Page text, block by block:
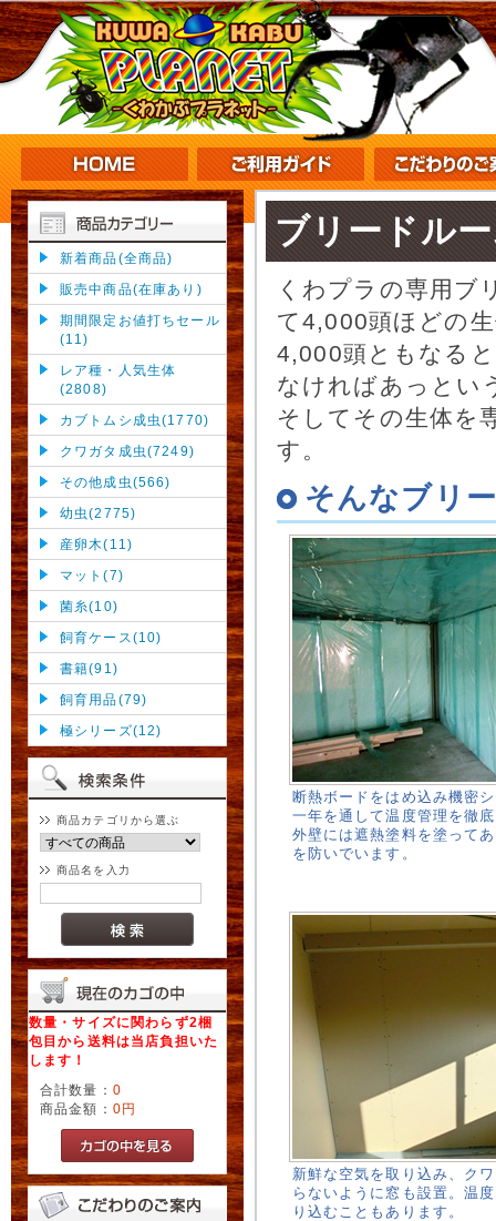
新着商品(全商品)
販売中商品(在庫あり)
期間限定お値打ちセール
(11)
レア種・人気生体
(2808)
カブトムシ成虫(1770)
クワガタ成虫(7249)
その他成虫(566)
幼虫(2775)
産卵木(11)
マット(7)
菌糸(10)
飼育ケース(10)
書籍(91)
飼育用品(79)
極シリーズ(12)
商品カテゴリから選ぶ
商品名を入力
数量・サイズに関わらず2梱
包目から送料は当店負担いた
します！
合計数量： 0
商品金額： 0円
ブリードル
くわプラの専用ブ
て4,000頭ほどの
4,000頭ともなる
なければあっとい
そしてその生体を
す。
そんなブリ
断熱ボードをはめ込み機密
一年を通して温度管理を徹
外壁には遮熱塗料を塗って
を防いでいます。
新鮮な空気を取り込み、ク
らないように窓も設置。温
り込むこともあります。